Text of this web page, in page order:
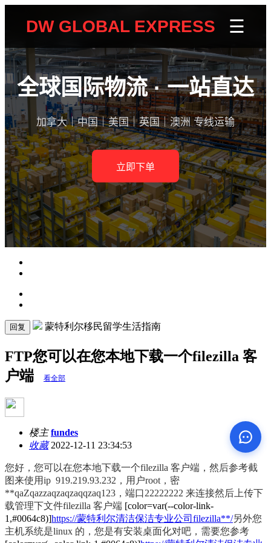
回复 蒙特利尔移民留学生活指南
FTP您可以在您本地下载一个filezilla 客
户端
看全部
楼主 fundes
收藏2022-12-11 23:34:53
您好，您可以在您本地下载一个filezilla 客户端，然后参考截
图来使用ip 919.219.93.232，用户root，密
**qaZqazzaqzaqzaqqzaq123，端口22222222 来连接然后上传下
载管理下文件filezilla 客户端 [color=var(--color-link-
1,#0064c8)]https://蒙特利尔清洁保洁专业公司filezilla**/另外您
主机系统是linux 的，您是有安装桌面化对吧，需要您参考